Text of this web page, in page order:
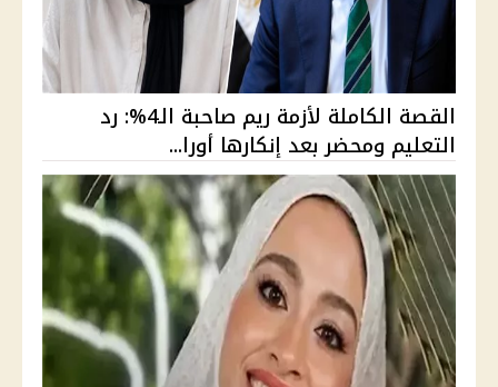
القصة الكاملة لأزمة ريم صاحبة الـ4%: رد
التعليم ومحضر بعد إنكارها أورا...